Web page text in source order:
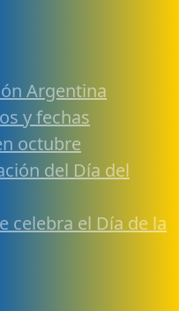
Argentina
y fechas
octubre
del Día del
celebra el Día de la